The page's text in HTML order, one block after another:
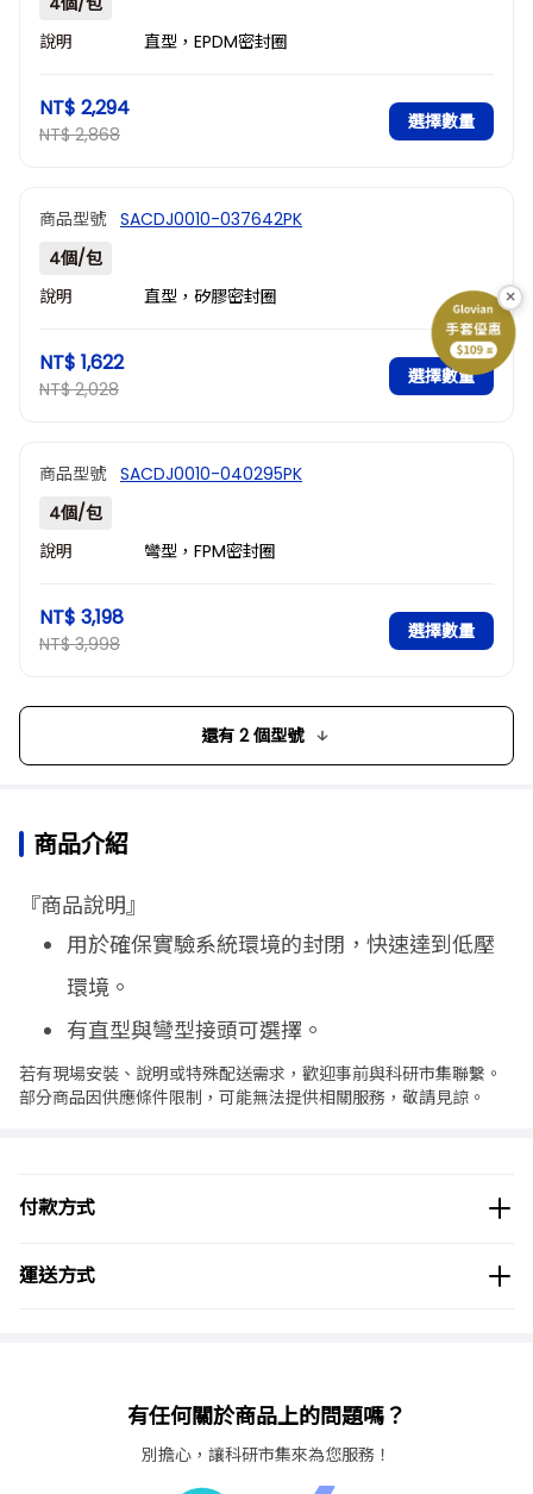
說明
直型，EPDM密封圈
NT$ 2,294
NT$ 2,868
選擇數量
商品型號 SACDJ0010-037642PK
4個/包
說明
直型，矽膠密封圈
NT$ 1,622
NT$ 2,028
選擇數量
商品型號 SACDJ0010-040295PK
4個/包
說明
彎型，FPM密封圈
NT$ 3,198
NT$ 3,998
選擇數量
還有 2 個型號
商品介紹
『商品說明』
用於確保實驗系統環境的封閉，快速達到低壓
環境。
有直型與彎型接頭可選擇。
若有現場安裝、說明或特殊配送需求，歡迎事前與科研市集聯繫。
部分商品因供應條件限制，可能無法提供相關服務，敬請見諒。
付款方式
運送方式
有任何關於商品上的問題嗎？
別擔心，讓科研市集來為您服務！
×